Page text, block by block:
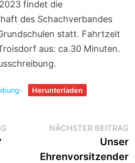
findet die
des Schachverbandes
statt. Fahrtzeit
aus: ca.30 Minuten.
Herunterladen
Vorheriger NÄCHSTER BEITRAG
Unser
Ehrenvorsitzender